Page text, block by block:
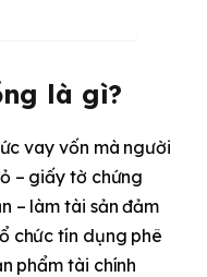
là gì?
vay vốn mà người
– giấy tờ chứng
– làm tài sản đảm
chức tín dụng phê
phẩm tài chính